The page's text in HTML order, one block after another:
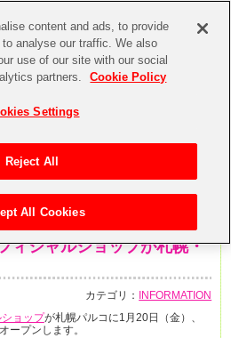
ィシャルショップが札幌・
カテゴリ：
INFORMATION
ョップが札幌パルコに1月20日（金）、
ープンします。
content and ads, to provide
analyse our traffic. We also
use of our site with our social
partners.
Cookie Policy
Settings
Reject All
All Cookies